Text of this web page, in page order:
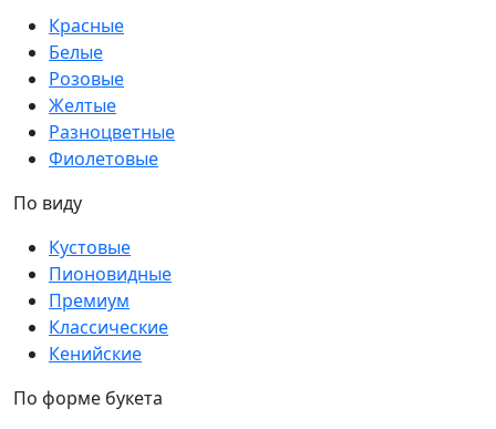
Красные
Белые
Розовые
Желтые
Разноцветные
Фиолетовые
По виду
Кустовые
Пионовидные
Премиум
Классические
Кенийские
По форме букета